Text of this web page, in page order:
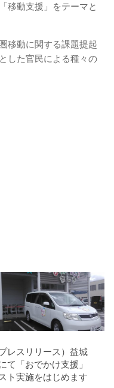
移動支援」をテーマと
移動に関する課題提起
した官民による種々の
プレスリリース）益城
て「おでかけ支援」
ト実施をはじめます